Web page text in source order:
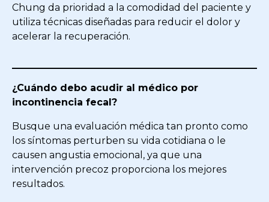
Chung da prioridad a la comodidad del paciente y
utiliza técnicas diseñadas para reducir el dolor y
acelerar la recuperación.
¿Cuándo debo acudir al médico por
incontinencia fecal?
Busque una evaluación médica tan pronto como
los síntomas perturben su vida cotidiana o le
causen angustia emocional, ya que una
intervención precoz proporciona los mejores
resultados.